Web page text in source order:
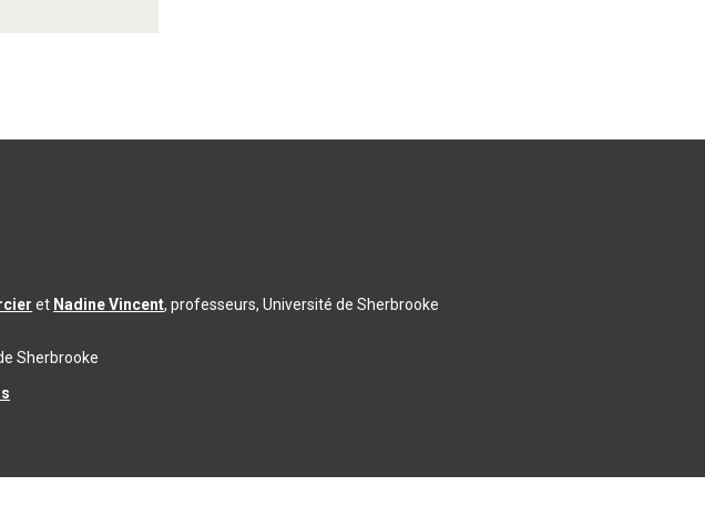
et Nadine Vincent, professeurs, Université de Sherbrooke
Sherbrooke